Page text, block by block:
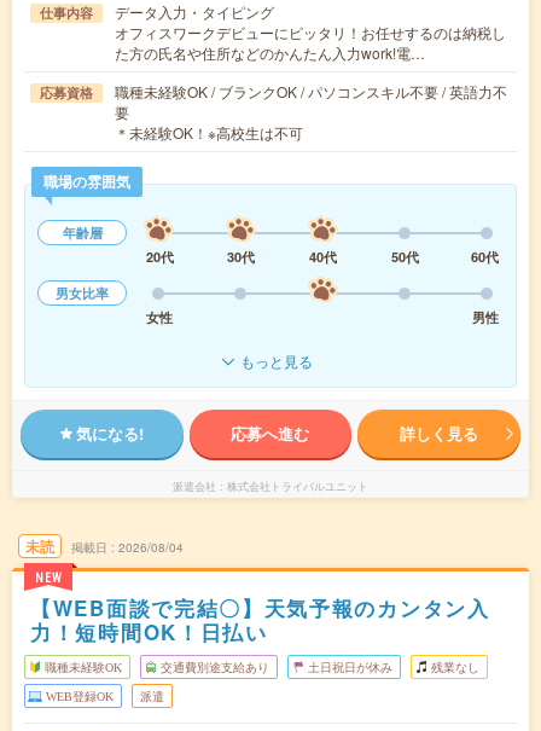
仕事内容
データ入力・タイピング
オフィスワークデビューにピッタリ！お任せするのは納税し
た方の氏名や住所などのかんたん入力work!電…
応募資格
職種未経験OK / ブランクOK / パソコンスキル不要 / 英語力不
要
＊未経験OK！※高校生は不可
職場の雰囲気
年齢層
20代
30代 40代 50代
60代
男女比率
女性
男性
もっと見る
気になる! 応募へ進む 詳しく見る
派遣会社 株式会社トライバルユニット
未読
NEW
掲載日 2026/08/04
【WEB面談で完結〇】天気予報のカンタン入
力！短時間OK！日払い
職種未経験OK 交通費別途支給あり 土日祝日が休み 残業なし
WEB登録OK 派遣